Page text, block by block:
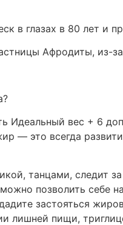
в глазах в 80 лет и
Афродиты, из-
Идеальный вес + 6
— это всегда
танцами, следит
позволить себе
застояться
лишней пищи,